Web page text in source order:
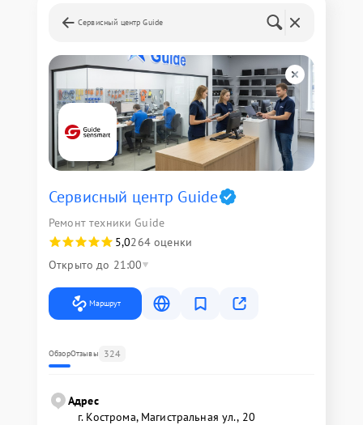
Сервисный центр Guide
Сервисный центр Guide
Ремонт техники Guide
5,0264 оценки
Открыто до 21:00
Маршрут
ОбзорОтзывы 324
Адрес
г. Кострома, Магистральная ул., 20